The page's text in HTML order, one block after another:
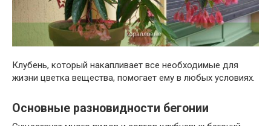
Клубень, который накапливает все необходимые для
жизни цветка вещества, помогает ему в любых условиях.
Основные разновидности бегонии